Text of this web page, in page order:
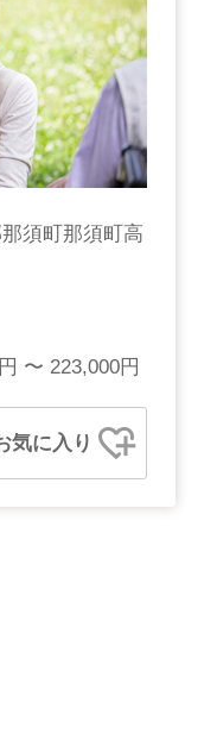
須町那須町高
〜 223,000円
気に入り